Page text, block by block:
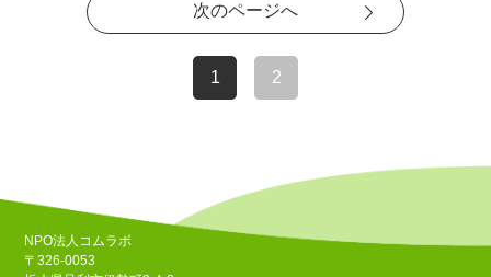
1 2
次のページへ
NPO法人コムラボ
〒326-0053